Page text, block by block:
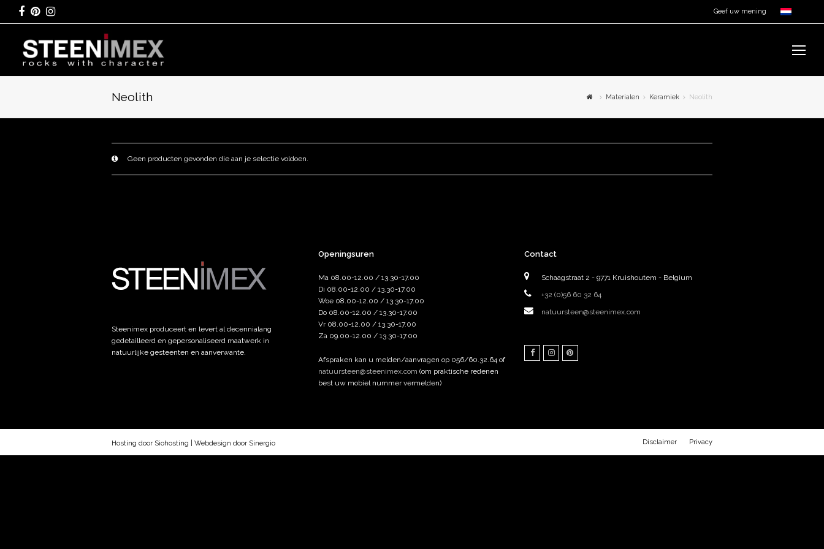
Geef uw mening
Facebook
Pinterest
Instagram
Neolith Materialen Keramiek Neolith
Geen producten gevonden die aan je selectie voldoen.
Steenimex produceert en levert al decennialang
gedetailleerd en gepersonaliseerd maatwerk in
natuurlijke gesteenten en aanverwante.
Openingsuren
Ma 08.00-12.00 / 13.30-17.00
Di 08.00-12.00 / 13.30-17.00
Woe 08.00-12.00 / 13.30-17.00
Do 08.00-12.00 / 13.30-17.00
Vr 08.00-12.00 / 13.30-17.00
Za 09.00-12.00 / 13.30-17.00
Afspraken kan u melden/aanvragen op 056/60.32.64 of
natuursteen@steenimex.com (om praktische redenen
best uw mobiel nummer vermelden)
Contact
Schaagstraat 2 - 9771 Kruishoutem - Belgium
+32 (0)56 60 32 64
natuursteen@steenimex.com
FacebookInstagramPinterest
Hosting door Siohosting | Webdesign door Sinergio Disclaimer Privacy